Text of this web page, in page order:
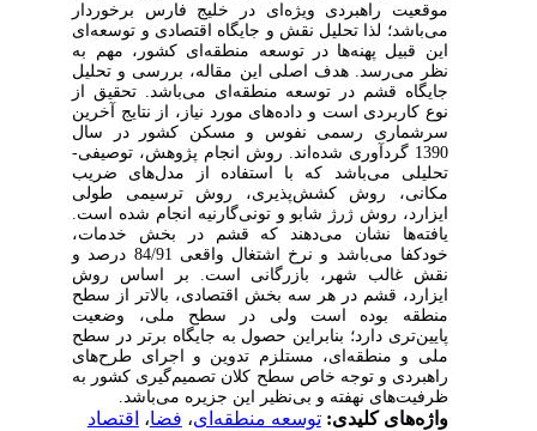
موقعیت راهبردی ویژه‌ای در خلیج ‌فارس برخوردار
می‌باشد؛ لذا تحلیل نقش و جایگاه اقتصادی و توسعه‌ای
این قبیل پهنه‌ها در توسعه منطقه‌ای کشور، مهم به
نظر می‌رسد. هدف اصلی این مقاله، بررسی و تحلیل
جایگاه قشم در توسعه منطقه‌ای می‌باشد. تحقیق از
نوع کاربردی است و داده‌های مورد نیاز، از نتایج آخرین
سرشماری رسمی نفوس و مسکن کشور در سال
1390 گردآوری شده‌اند. روش انجام پژوهش، توصیفی‌‌-‌
تحلیلی می‌باشد که با استفاده از مدل‌های ضریب
مکانی، روش کشش‌پذیری، روش ترسیمی طولی
ایزارد، ‌روش ژرژ‌ شابو و تونی‌گارنیه انجام شده است.
یافته‌ها نشان می‌دهند که قشم در بخش خدمات،
خودکفا می‌باشد و نرخ اشتغال واقعی 84/91 درصد و
نقش غالب شهر، بازرگانی است. بر اساس روش
ایزارد، قشم در هر سه بخش اقتصادی، بالاتر از سطح
منطقه بوده است ولی در سطح ملی، وضعیت
پایین‌تری دارد؛ بنابراین حصول به جایگاه برتر در سطح
ملی و منطقه‌ای، مستلزم تدوین و اجرای طرح‌های
راهبردی و توجه خاص سطح کلان تصمیم‌گیری کشور به
ظرفیت‌های نهفته و بی‌نظیر این جزیر همی‌باشد.
واژه‌های کلیدی:توسعه منطقه‌ای،فضا،اقتصاد